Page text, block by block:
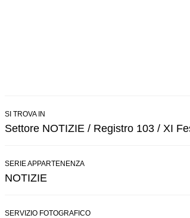
SI TROVA IN
Settore NOTIZIE / Registro 103 / XI
SERIE APPARTENENZA
NOTIZIE
SERVIZIO FOTOGRAFICO